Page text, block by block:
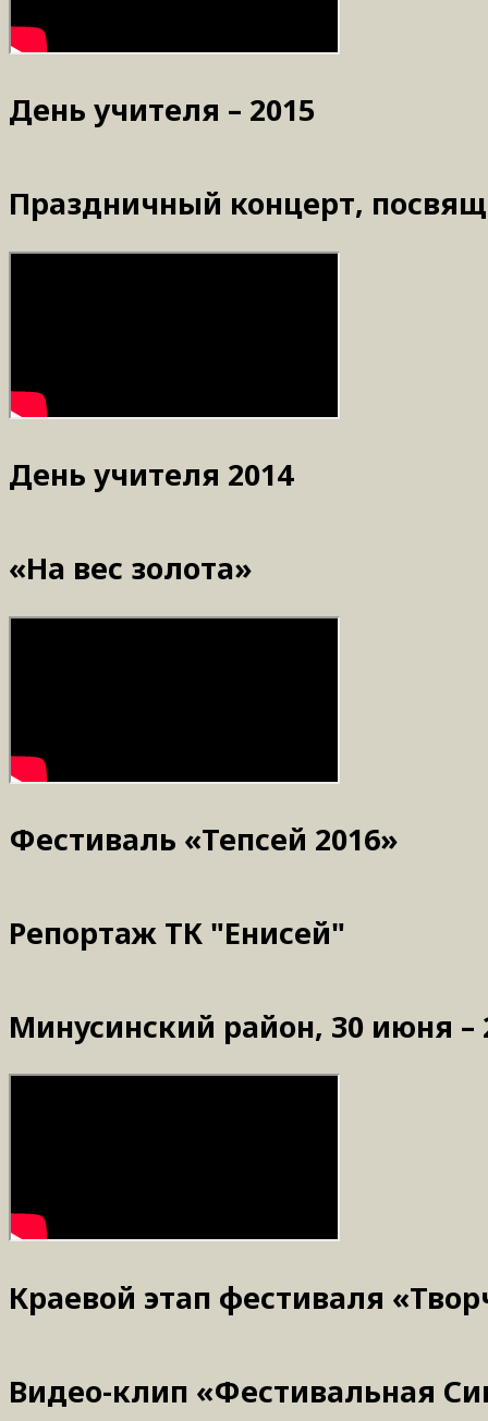
День учителя – 2015
Праздничный концерт,
День учителя 2014
«На вес золота»
Фестиваль «Тепсей 2016»
Репортаж ТК "Енисей"
Минусинский район, 30 июня –
Краевой этап фестиваля
Видео-клип «Фестивальная